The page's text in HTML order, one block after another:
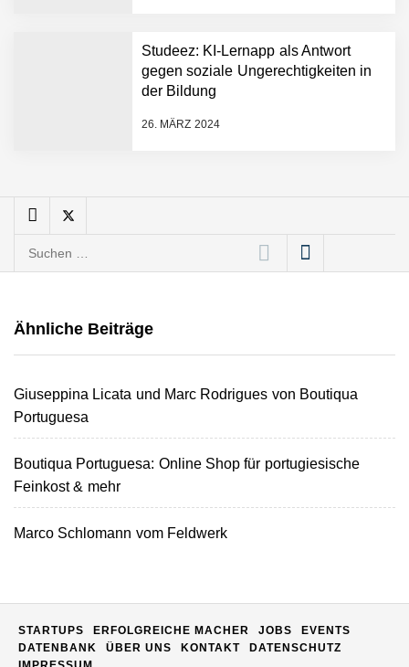
Studeez: KI-Lernapp als Antwort
gegen soziale Ungerechtigkeiten in
der Bildung
26. MÄRZ 2024
Online Shop für
portugiesische Feinkost &
mehr
Marco Schlomann vom
Feldwerk
Anna Deimann von AD
Dortmund bringt
Erfolgskurs
Ahmad El-Ali von Studeez
Suchen
Ähnliche Beiträge
Giuseppina Licata und Marc Rodrigues von Boutiqua
Portuguesa
Boutiqua Portuguesa: Online Shop für portugiesische
Feinkost & mehr
Marco Schlomann vom Feldwerk
STARTUPS ERFOLGREICHE MACHER JOBS
EVENTS
DATENBANK
ÜBER UNS KONTAKT
DATENSCHUTZ